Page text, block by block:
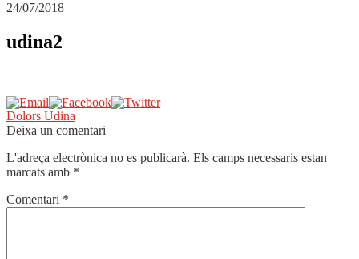
24/07/2018
udina2
Navegació
d'entrades
Entrada
anterior:
Dolors Udina
Deixa un comentari
L'adreça electrònica no es publicarà. Els camps necessaris estan
marcats amb *
Comentari *